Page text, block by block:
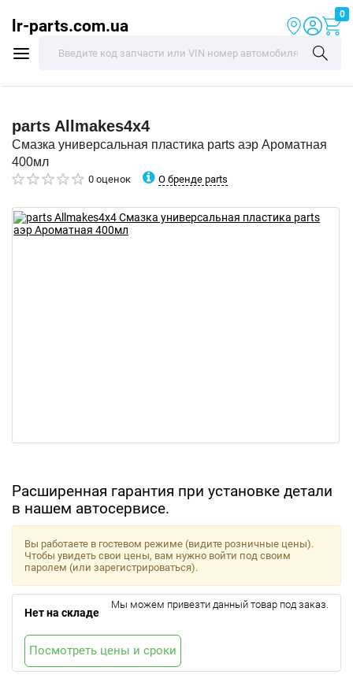
lr-parts.com.ua
0
parts Allmakes4x4
Смазка универсальная пластика parts аэр Ароматная
400мл
0 оценок О бренде parts
Расширенная гарантия при установке детали
в нашем автосервисе.
Вы работаете в гостевом режиме (видите розничные цены).
Чтобы увидеть свои цены, вам нужно войти под своим
паролем (или зарегистрироваться).
Нет на складе
Мы можем привезти данный товар под заказ.
Посмотреть цены и сроки